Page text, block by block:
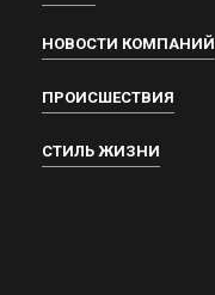
НОВОСТИ КОМПАНИЙ
ПРОИСШЕСТВИЯ
СТИЛЬ ЖИЗНИ